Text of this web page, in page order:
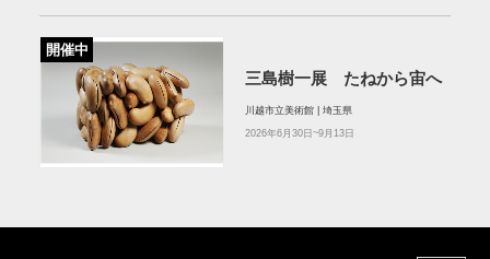
開催中
三島樹一展 たねから宙へ
川越市立美術館 | 埼玉県
2026年6月30日~9月13日